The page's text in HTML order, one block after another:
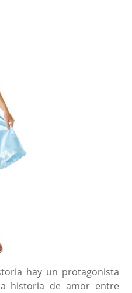
hay un protagonista
historia de amor entre